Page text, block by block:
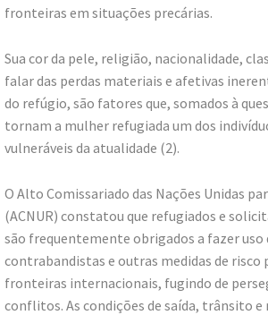
fronteiras em situações precárias.
Sua cor da pele, religião, nacionalidade,
falar das perdas materiais e afetivas
do refúgio, são fatores que, somados à
tornam a mulher refugiada um dos
vulneráveis da atualidade (2).
O Alto Comissariado das Nações Unidas
(ACNUR) constatou que refugiados e
são frequentemente obrigados a fazer uso
contrabandistas e outras medidas de risco
fronteiras internacionais, fugindo de
conflitos. As condições de saída, trânsito e